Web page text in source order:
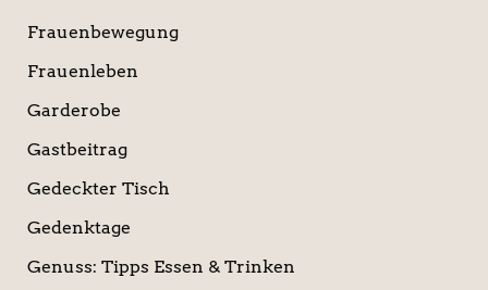
Frauenbewegung
Frauenleben
Garderobe
Gastbeitrag
Gedeckter Tisch
Gedenktage
Genuss: Tipps Essen & Trinken